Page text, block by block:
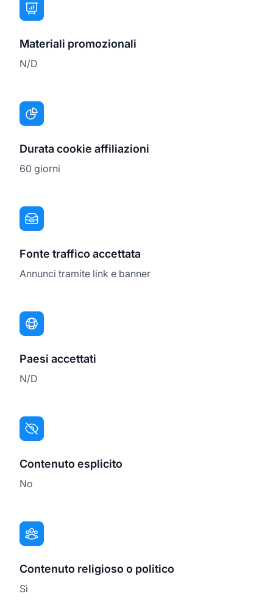
Materiali promozionali
N/D
Durata cookie affiliazioni
60 giorni
Fonte traffico accettata
Annunci tramite link e banner
Paesi accettati
N/D
Contenuto esplicito
No
Contenuto religioso o politico
Sì